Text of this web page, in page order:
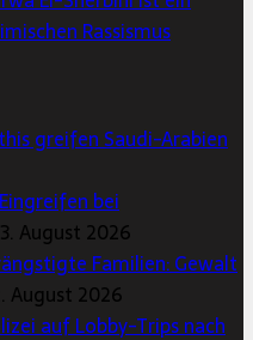
Rassismus
greifen Saudi-Arabien
bei
3. August 2026
Familien: Gewalt
August 2026
auf Lobby-Trips nach